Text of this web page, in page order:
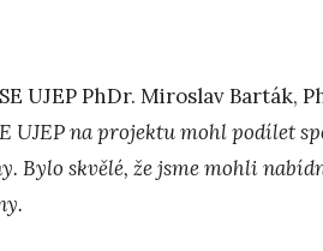
UJEP PhDr. Miroslav Barták,
UJEP na projektu mohl podílet
Bylo skvělé, že jsme mohli